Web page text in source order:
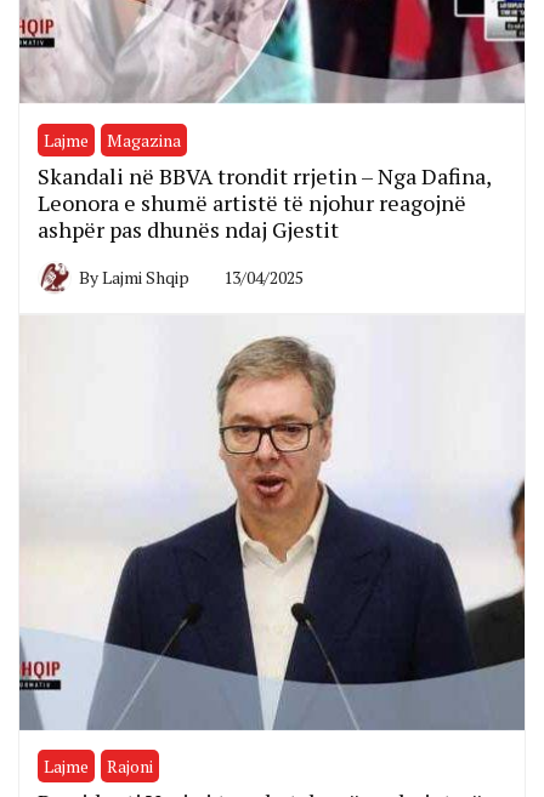
Lajme Magazina
Skandali në BBVA trondit rrjetin – Nga Dafina,
Leonora e shumë artistë të njohur reagojnë
ashpër pas dhunës ndaj Gjestit
ByLajmi Shqip 13/04/2025
Lajme Rajoni